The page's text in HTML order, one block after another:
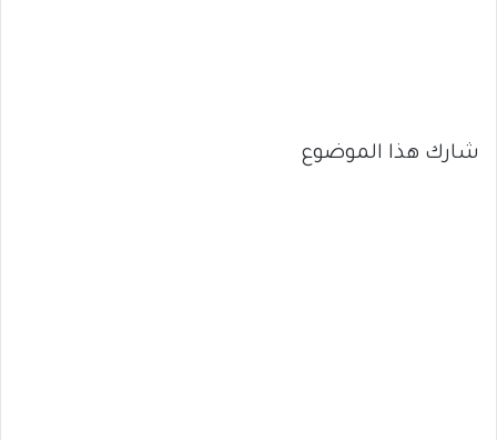
شارك هذا الموضوع